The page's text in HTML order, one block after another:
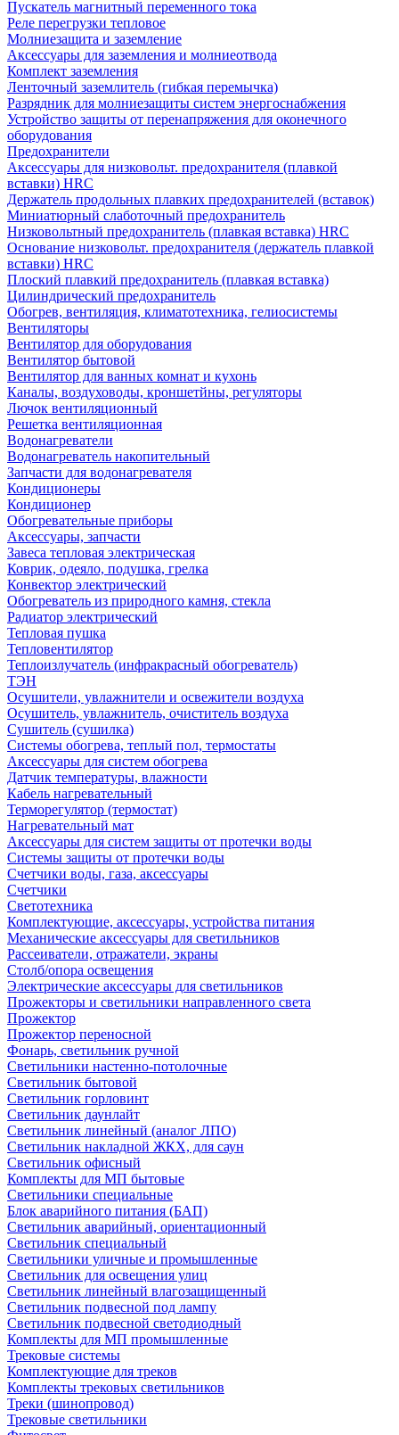
Пускатель магнитный переменного тока
Реле перегрузки тепловое
Молниезащита и заземление
Аксессуары для заземления и молниеотвода
Комплект заземления
Ленточный заземлитель (гибкая перемычка)
Разрядник для молниезащиты систем энергоснабжения
Устройство защиты от перенапряжения для оконечного
оборудования
Предохранители
Аксессуары для низковольт. предохранителя (плавкой
вставки) HRC
Держатель продольных плавких предохранителей (вставок)
Миниатюрный слаботочный предохранитель
Низковольтный предохранитель (плавкая вставка) HRC
Основание низковольт. предохранителя (держатель плавкой
вставки) HRC
Плоский плавкий предохранитель (плавкая вставка)
Цилиндрический предохранитель
Обогрев, вентиляция, климатотехника, гелиосистемы
Вентиляторы
Вентилятор для оборудования
Вентилятор бытовой
Вентилятор для ванных комнат и кухонь
Каналы, воздуховоды, кроншетйны, регуляторы
Лючок вентиляционный
Решетка вентиляционная
Водонагреватели
Водонагреватель накопительный
Запчасти для водонагревателя
Кондиционеры
Кондиционер
Обогревательные приборы
Аксессуары, запчасти
Завеса тепловая электрическая
Коврик, одеяло, подушка, грелка
Конвектор электрический
Обогреватель из природного камня, стекла
Радиатор электрический
Тепловая пушка
Тепловентилятор
Теплоизлучатель (инфракрасный обогреватель)
ТЭН
Осушители, увлажнители и освежители воздуха
Осушитель, увлажнитель, очиститель воздуха
Сушитель (сушилка)
Системы обогрева, теплый пол, термостаты
Аксессуары для систем обогрева
Датчик температуры, влажности
Кабель нагревательный
Терморегулятор (термостат)
Нагревательный мат
Аксессуары для систем защиты от протечки воды
Системы защиты от протечки воды
Счетчики воды, газа, аксессуары
Счетчики
Светотехника
Комплектующие, аксессуары, устройства питания
Механические аксессуары для светильников
Рассеиватели, отражатели, экраны
Столб/опора освещения
Электрические аксессуары для светильников
Прожекторы и светильники направленного света
Прожектор
Прожектор переносной
Фонарь, светильник ручной
Светильники настенно-потолочные
Светильник бытовой
Светильник горловинт
Светильник даунлайт
Светильник линейный (аналог ЛПО)
Светильник накладной ЖКХ, для саун
Светильник офисный
Комплекты для МП бытовые
Светильники специальные
Блок аварийного питания (БАП)
Светильник аварийный, ориентационный
Светильник специальный
Светильники уличные и промышленные
Светильник для освещения улиц
Светильник линейный влагозащищенный
Светильник подвесной под лампу
Светильник подвесной светодиодный
Комплекты для МП промышленные
Трековые системы
Комплектующие для треков
Комплекты трековых светильников
Треки (шинопровод)
Трековые светильники